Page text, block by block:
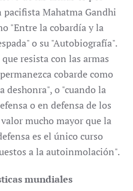
Mahatma Gandhi
"Entre la cobardía y la
o su "Autobiografía".
resista con las armas
cobarde como
o "cuando la
o en defensa de los
mucho mayor que la
es el único curso
a la autoinmolación".
mundiales